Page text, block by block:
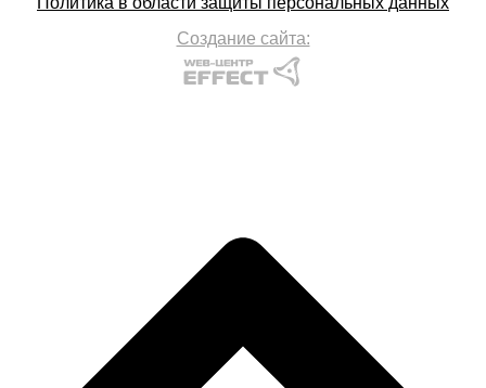
Создание сайта: